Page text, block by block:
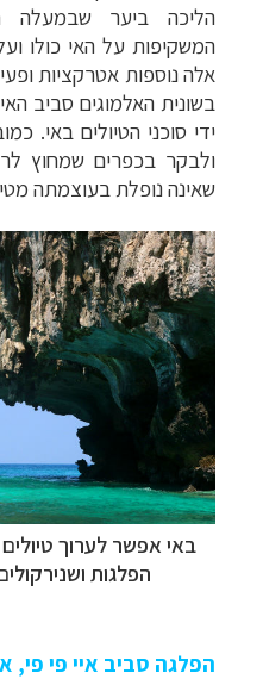
הליכה ביער שבמעלה
המשקיפות על האי כולו
אלה נוספות אטרקציות
בשונית האלמוגים סביב
ידי סוכני הטיולים באי.
ולבקר בכפרים שמחוץ
שאינה נופלת בעוצמתה
באי אפשר לערוך טיולים
הפלגות
הפלגה סביב איי פי